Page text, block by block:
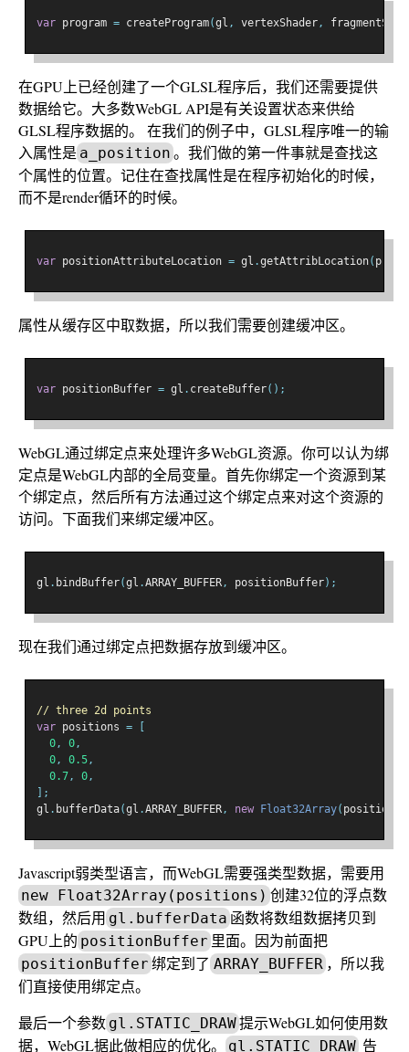
var program = createProgram(gl , vertexShader,
在GPU上已经创建了一个GLSL程序后，我们还需要提供
数据给它。大多数WebGL API是有关设置状态来供给
GLSL程序数据的。 在我们的例子中，GLSL程序唯一的输
入属性是 a_position 。我们做的第一件事就是查找这
个属性的位置。记住在查找属性是在程序初始化的时候，
而不是render循环的时候。
var positionAttributeLocation = gl .getAttribLocation(
属性从缓存区中取数据，所以我们需要创建缓冲区。
var positionBuffer = gl . createBuffer();
WebGL通过绑定点来处理许多WebGL资源。你可以认为绑
定点是WebGL内部的全局变量。首先你绑定一个资源到某
个绑定点，然后所有方法通过这个绑定点来对这个资源的
访问。下面我们来绑定缓冲区。
gl . bindBuffer(gl .ARRAY_BUFFER, positionBuffer);
现在我们通过绑定点把数据存放到缓冲区。
// three 2d points
var positions =
0, 0,
0, 0.5,
0.7, 0,
];
gl . bufferData(gl .ARRAY_BUFFER, new Float32Array( positions
Javascript弱类型语言，而WebGL需要强类型数据，需要用
new Float32Array(positions) 创建32位的浮点数
数组，然后用 gl.bufferData 函数将数组数据拷贝到
GPU上的 positionBuffer 里面。因为前面把
positionBuffer 绑定到了ARRAY_BUFFER，所以我
们直接使用绑定点。
最后一个参数 gl.STATIC_DRAW提示WebGL如何使用数
据，WebGL据此做相应的优化。
gl.STATIC_DRAW 告